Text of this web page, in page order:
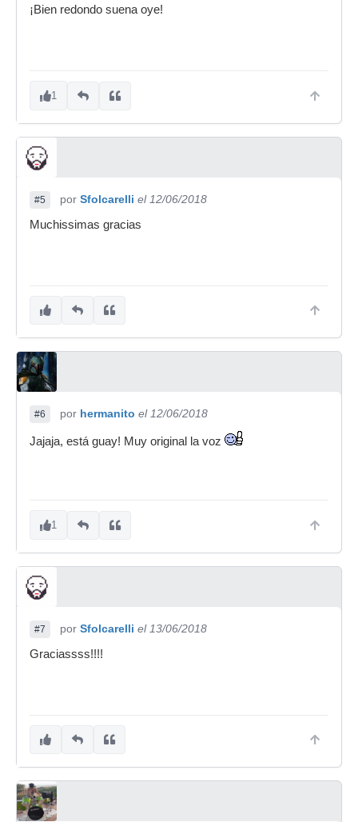
¡Bien redondo suena oye!
1
#5 por Sfolcarelli el 12/06/2018
Muchissimas gracias
#6 por hermanito el 12/06/2018
Jajaja, está guay! Muy original la voz
1
#7 por Sfolcarelli el 13/06/2018
Graciassss!!!!